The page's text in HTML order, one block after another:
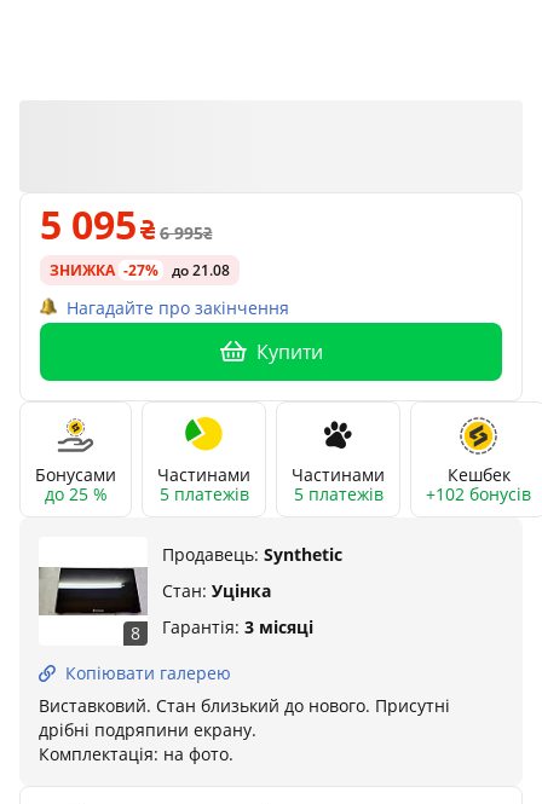
5 095 6 995
ЗНИЖКА -27% до 21.08
Нагадайте про закінчення
Купити
Бонусами
до 25 %
Частинами
5 платежів
Частинами
5 платежів
Кешбек
+102 бонусів
8
Продавець: Synthetic
Стан: Уцінка
Гарантія: 3 місяці
Копіювати галерею
Виставковий. Стан близький до нового. Присутні
дрібні подряпини екрану.
Комплектація: на фото.